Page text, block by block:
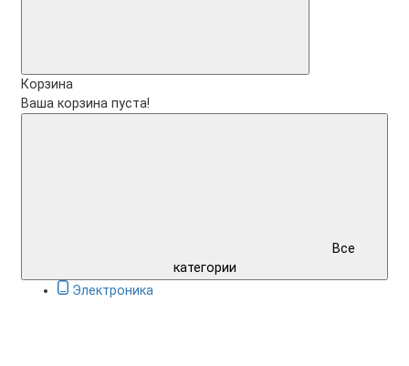
Корзина
Ваша корзина пуста!
Все
категории
Электроника